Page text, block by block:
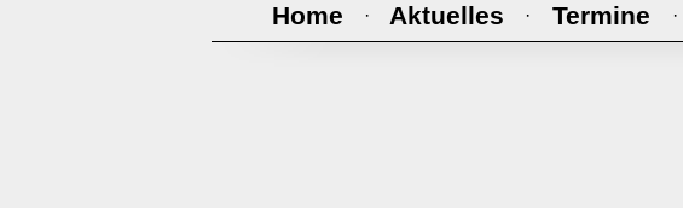
Home · Aktuelles · Termine ·